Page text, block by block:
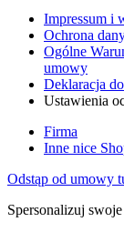
Impressum i
Ochrona
Ogólne
umowy
Deklaracja
Ustawienia
Firma
Inne nice
Odstąp od umowy
Spersonalizuj